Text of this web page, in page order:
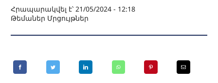
Հրապարակվել է՝ 21/05/2024 - 12:18
Թեմաներ Մրցույթներ